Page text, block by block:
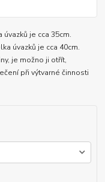
je cca 35cm.
úvazků je cca 40cm.
je možno ji otřít,
při výtvarné činnosti